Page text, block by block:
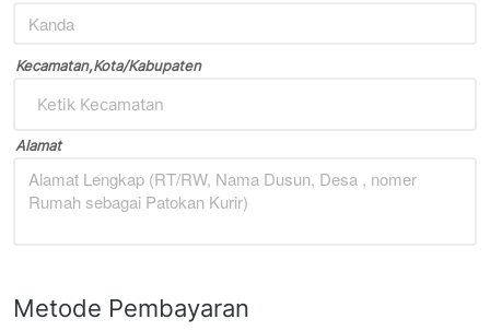
Kecamatan,Kota/Kabupaten
Ketik Kecamatan
Alamat
Metode Pembayaran